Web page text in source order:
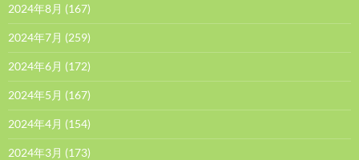
2024年8月 (167)
2024年7月 (259)
2024年6月 (172)
2024年5月 (167)
2024年4月 (154)
2024年3月 (173)